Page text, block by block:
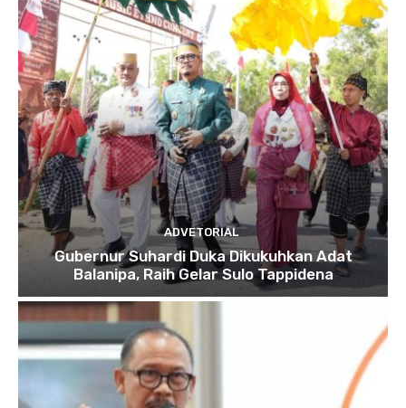
ADVETORIAL
Gubernur Suhardi Duka Dikukuhkan Adat
Balanipa, Raih Gelar Sulo Tappidena